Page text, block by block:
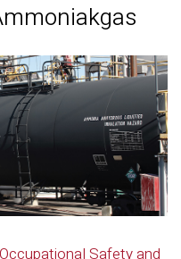
Safety and